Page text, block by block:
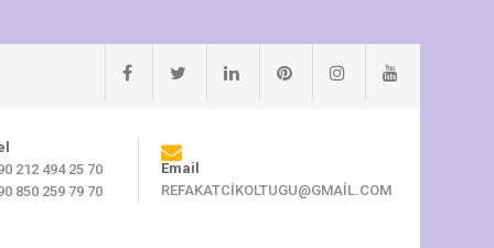
212 494 25 70
850 259 79 70
Email
REFAKATCIKOLTUGU@GMAIL.COM